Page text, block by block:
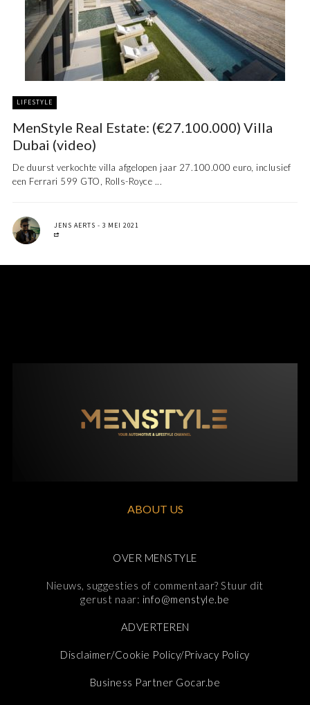
LIFESTYLE
MenStyle Real Estate: (€27.100.000) Villa
Dubai (video)
De duurst verkochte villa afgelopen jaar 27.100.000 euro, inclusief
een Ferrari 599 GTO, Rolls-Royce ...
JENS AERTS 3 MEI 2021
ABOUT US
OVER MENSTYLE
Nieuws, suggesties of commentaar? Stuur dit
gerust naar: info@menstyle.be
ADVERTEREN
Disclaimer/Cookie Policy/Privacy Policy
Business Partner Gocar.be